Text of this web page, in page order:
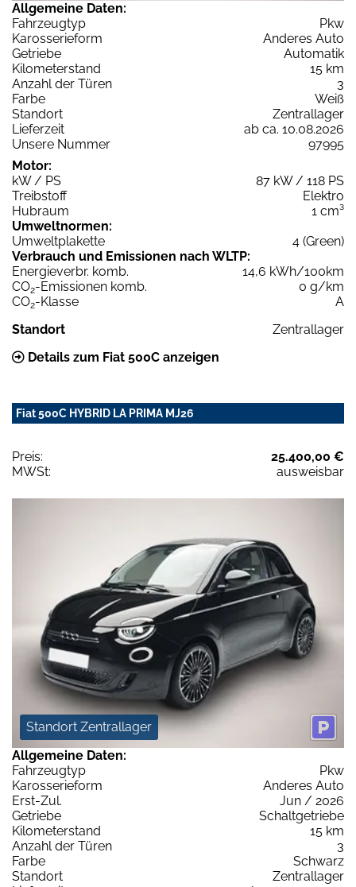
Allgemeine Daten:
Fahrzeugtyp
Pkw
Karosserieform
Anderes Auto
Getriebe
Automatik
Kilometerstand
15 km
Anzahl der Türen
3
Farbe
Weiß
Standort
Zentrallager
Lieferzeit
ab ca. 10.08.2026
Unsere Nummer
97995
Motor:
kW / PS
87 kW / 118 PS
Treibstoff
Elektro
Hubraum
1 cm³
Umweltnormen:
Umweltplakette
4 (Green)
Verbrauch und Emissionen nach WLTP:
Energieverbr. komb.
14,6 kWh/100km
CO2-Emissionen komb.
0 g/km
CO2-Klasse
A
Standort
Zentrallager
Details zum Fiat 500C anzeigen
Fiat 500C HYBRID LA PRIMA MJ26
Preis:
25.400,00 €
MWSt:
ausweisbar
Standort Zentrallager
Allgemeine Daten:
Fahrzeugtyp
Pkw
Karosserieform
Anderes Auto
Erst-Zul.
Jun / 2026
Getriebe
Schaltgetriebe
Kilometerstand
15 km
Anzahl der Türen
3
Farbe
Schwarz
Standort
Zentrallager